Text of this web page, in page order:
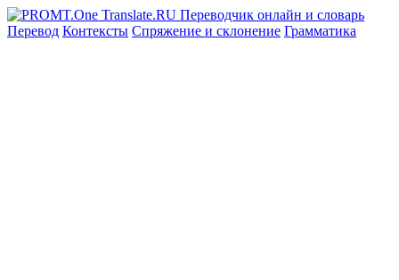
Перевод Контексты Спряжение и склонение Грамматика